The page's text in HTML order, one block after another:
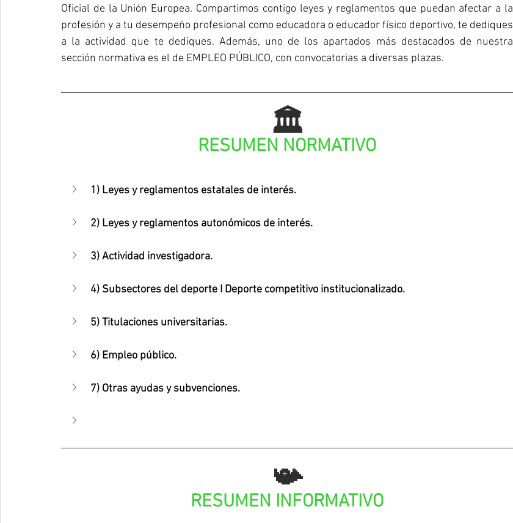
Oficial de la Unión Europea. Compartimos contigo leyes y reglamentos que puedan afectar a la
profesión y a tu desempeño profesional como educadora o educador físico deportivo, te dediques
a la actividad que te dediques. Además, uno de los apartados más destacados de nuestra
sección normativa es el de EMPLEO PÚBLICO, con convocatorias a diversas plazas.
🏛️
RESUMEN NORMATIVO
1) Leyes y reglamentos estatales de interés.
2) Leyes y reglamentos autonómicos de interés.
3) Actividad investigadora.
4) Subsectores del deporte I Deporte competitivo institucionalizado.
5) Titulaciones universitarias.
6) Empleo público.
7) Otras ayudas y subvenciones.
📯
RESUMEN INFORMATIVO